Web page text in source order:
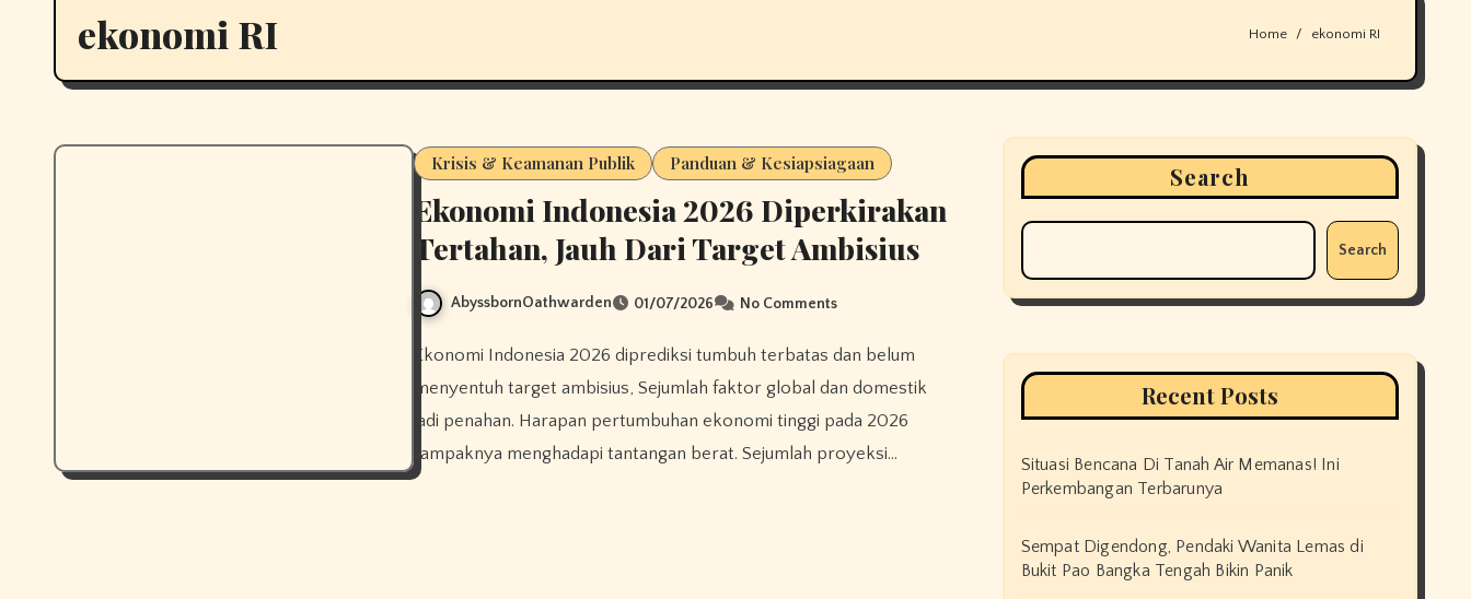
ekonomi RI Home ekonomi RI
Krisis & Keamanan Publik Panduan & Kesiapsiagaan
Ekonomi Indonesia 2026 Diperkirakan
Tertahan, Jauh Dari Target Ambisius
AbyssbornOathwarden 01/07/2026 No Comments
Ekonomi Indonesia 2026 diprediksi tumbuh terbatas dan belum
menyentuh target ambisius, Sejumlah faktor global dan domestik
jadi penahan. Harapan pertumbuhan ekonomi tinggi pada 2026
tampaknya menghadapi tantangan berat. Sejumlah proyeksi…
Search
Search
Recent Posts
Situasi Bencana Di Tanah Air Memanas! Ini
Perkembangan Terbarunya
Sempat Digendong, Pendaki Wanita Lemas di
Bukit Pao Bangka Tengah Bikin Panik